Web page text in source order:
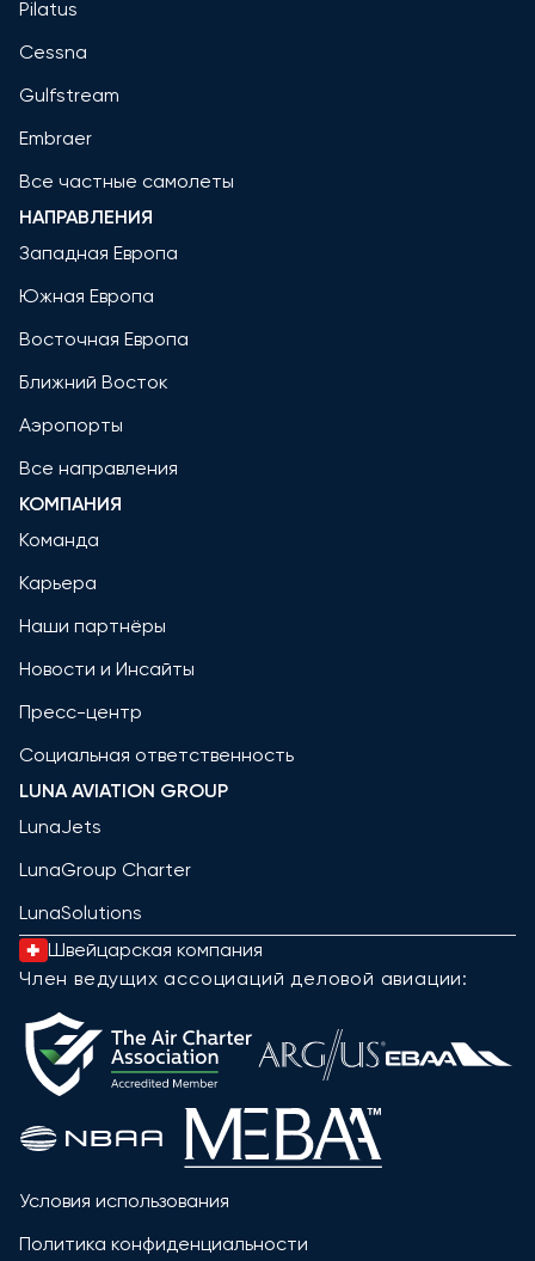
Pilatus
Cessna
Gulfstream
Embraer
Все частные самолеты
НАПРАВЛЕНИЯ
Западная Европа
Южная Европа
Восточная Европа
Ближний Восток
Аэропорты
Все направления
КОМПАНИЯ
Команда
Карьера
Наши партнёры
Новости и Инсайты
Пресс-центр
Социальная ответственность
LUNA AVIATION GROUP
LunaJets
LunaGroup Charter
LunaSolutions
Швейцарская компания
Член ведущих ассоциаций деловой авиации:
Условия использования
Политика конфиденциальности